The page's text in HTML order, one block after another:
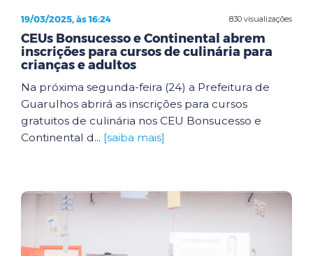
830 visualizações
19/03/2025, às 16:24
CEUs Bonsucesso e Continental abrem
inscrições para cursos de culinária para
crianças e adultos
Na próxima segunda-feira (24) a Prefeitura de
Guarulhos abrirá as inscrições para cursos
gratuitos de culinária nos CEU Bonsucesso e
Continental d... [saiba mais]